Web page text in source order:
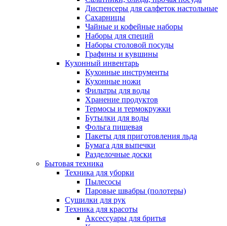
Диспенсеры для салфеток настольные
Сахарницы
Чайные и кофейные наборы
Наборы для специй
Наборы столовой посуды
Графины и кувшины
Кухонный инвентарь
Кухонные инструменты
Кухонные ножи
Фильтры для воды
Хранение продуктов
Термосы и термокружки
Бутылки для воды
Фольга пищевая
Пакеты для приготовления льда
Бумага для выпечки
Разделочные доски
Бытовая техника
Техника для уборки
Пылесосы
Паровые швабры (полотеры)
Сушилки для рук
Техника для красоты
Аксессуары для бритья